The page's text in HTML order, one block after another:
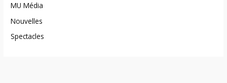
MU Média
Nouvelles
Spectacles